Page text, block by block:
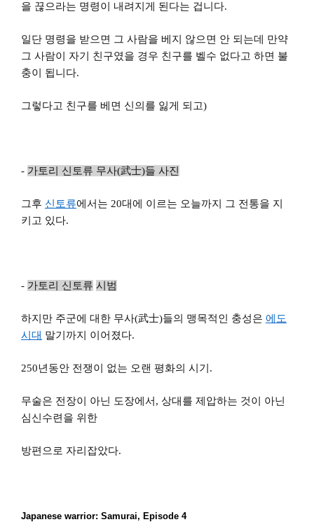
을 끊으라는 명령이 내려지게 된다는 겁니다.
일단 명령을 받으면 그 사람을 베지 않으면 안 되는데 만약
그 사람이 자기 친구였을 경우 친구를 벨수 없다고 하면 불
충이 됩니다.
그렇다고 친구를 베면 신의를 잃게 되고)
- 가토리 신토류 무사(武士)들 사진
그후 신토류에서는 20대에 이르는 오늘까지 그 전통을 지
키고 있다.
- 가토리 신토류 시범
하지만 주군에 대한 무사(武士)들의 맹목적인 충성은 에도
시대 말기까지 이어졌다.
250년동안 전쟁이 없는 오랜 평화의 시기.
무술은 전장이 아닌 도장에서, 상대를 제압하는 것이 아닌
심신수련을 위한
방편으로 자리잡았다.
Japanese warrior: Samurai, Episode 4